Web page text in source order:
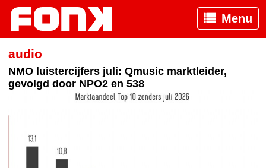
Menu
audio
NMO luistercijfers juli: Qmusic marktleider,
gevolgd door NPO2 en 538